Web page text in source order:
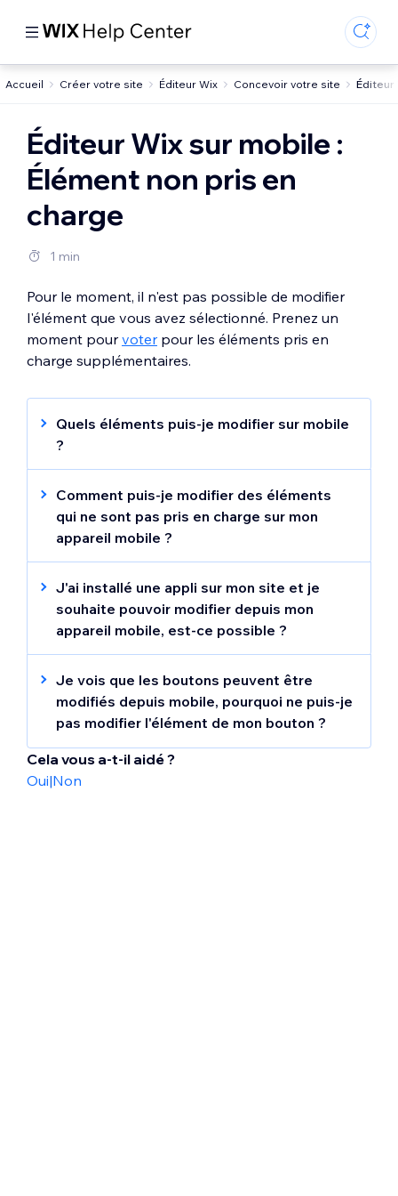
Accueil Créer votre site Éditeur Wix Concevoir votre site Éditeur
Éditeur Wix sur mobile :
Élément non pris en
charge
1 min
Pour le moment, il n'est pas possible de modifier
l'élément que vous avez sélectionné. Prenez un
moment pourvoter pour les éléments pris en
charge supplémentaires.
Quels éléments puis-je modifier sur mobile
?
Lorsque vous modifiez en déplacement,
vous pouvez modifier le texte, les images,
mettre à jour les liens et
plus
Comment puis-je modifier des éléments
qui ne sont pas pris en charge sur mon
appareil mobile ?
Visitez votre Éditeur de bureau pour
découvrir la gamme complète de
fonctionnalités de modification.
J'ai installé une appli sur mon site et je
souhaite pouvoir modifier depuis mon
appareil mobile, est-ce possible ?
Les applis telles que Wix Réservations et Wix
Restaurants peuvent être modifiées à partir
de l'appli
Wix Owner .
Je vois que les boutons peuvent être
modifiés depuis mobile, pourquoi ne puis-je
pas modifier l'élément de mon bouton ?
Sur mobile, il est possible de modifier le
texte des boutons Texte et icône
uniquement. Tout autre
Cela vous a-t-il aidé ?
Oui|Non